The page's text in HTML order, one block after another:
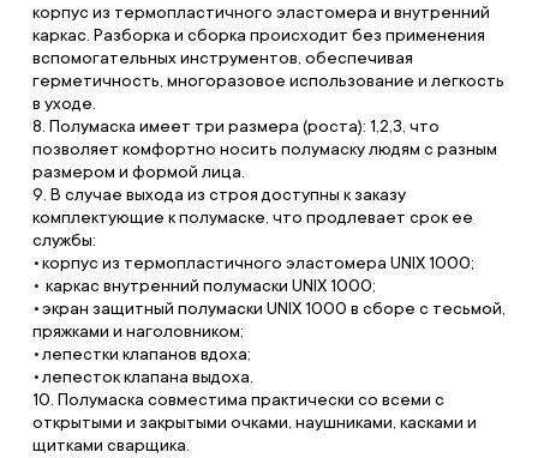
корпус из термопластичного эластомера и внутренний
каркас. Разборка и сборка происходит без применения
вспомогательных инструментов, обеспечивая
герметичность, многоразовое использование и легкость
в уходе.
8. Полумаска имеет три размера (роста): 1,2,3, что
позволяет комфортно носить полумаску людям с разным
размером и формой лица.
9. В случае выхода из строя доступны к заказу
комплектующие к полумаске, что продлевает срок ее
службы:
корпус из термопластичного эластомера UNIX 1000;
каркас внутренний полумаски UNIX 1000;
экран защитный полумаски UNIX 1000 в сборе с тесьмой,
пряжками и наголовником;
лепестки клапанов вдоха;
лепесток клапана выдоха.
10. Полумаска совместима практически со всеми с
открытыми и закрытыми очками, наушниками, касками и
щитками сварщика.